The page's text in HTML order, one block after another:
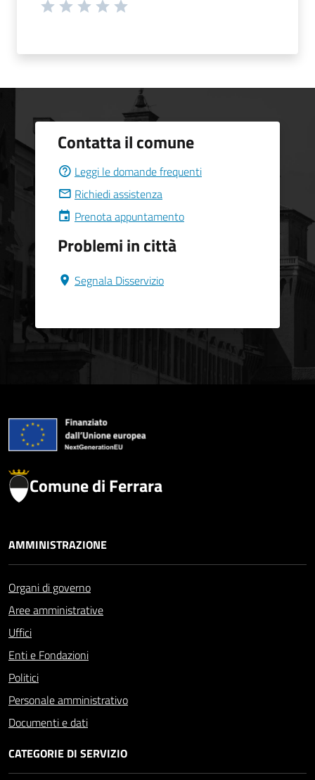
Contatta il comune
Leggi le domande frequenti
Richiedi assistenza
Prenota appuntamento
Problemi in città
Segnala Disservizio
Comune di Ferrara
AMMINISTRAZIONE
Organi di governo
Aree amministrative
Uffici
Enti e Fondazioni
Politici
Personale amministrativo
Documenti e dati
CATEGORIE DI SERVIZIO